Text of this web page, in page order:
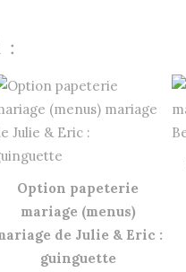
:
Option papeterie
mariage (menus)
de Julie & Eric :
guinguette